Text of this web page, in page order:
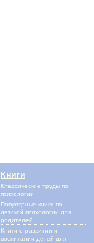
Книги
Классические труды по
психологии
Популярные книги по
детской психологии для
родителей
Книги о развитии и
воспитании детей для